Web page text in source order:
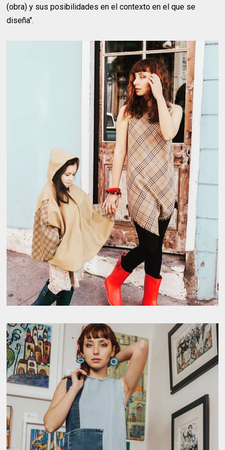
(obra) y sus posibilidades en el contexto en el que se
diseña".